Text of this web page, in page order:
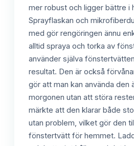
mer robust och ligger bättre i
Sprayflaskan och
med gör rengöringen ännu
alltid spraya och torka av
använder själva
resultat. Den är också
gör att man kan använda den
morgonen utan att störa
märkte att den klarar både
utan problem, vilket gör den
fönstertvätt för hemmet.